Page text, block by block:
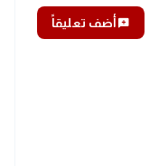
add_commentأضف تعليقاً